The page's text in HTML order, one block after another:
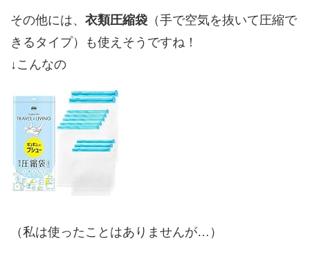
その他には、 衣類圧縮袋 （手で空気を抜いて圧縮で
きるタイプ）も使えそうですね！
↓こんなの
（私は使ったことはありませんが…）